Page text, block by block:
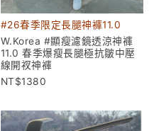
#26春季限定長腿神褲11.0
W.Korea #顯瘦濾鏡透涼神褲
11.0 春季爆瘦長腿極抗皺中壓
線開衩神褲
1380